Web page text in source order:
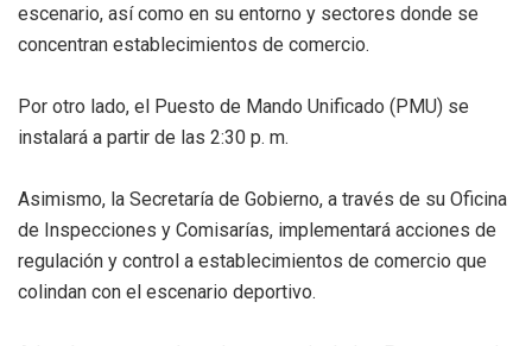
escenario, así como en su entorno y sectores donde se
concentran establecimientos de comercio.
Por otro lado, el Puesto de Mando Unificado (PMU) se
instalará a partir de las 2:30 p. m.
Asimismo, la Secretaría de Gobierno, a través de su Oficina
de Inspecciones y Comisarías, implementará acciones de
regulación y control a establecimientos de comercio que
colindan con el escenario deportivo.